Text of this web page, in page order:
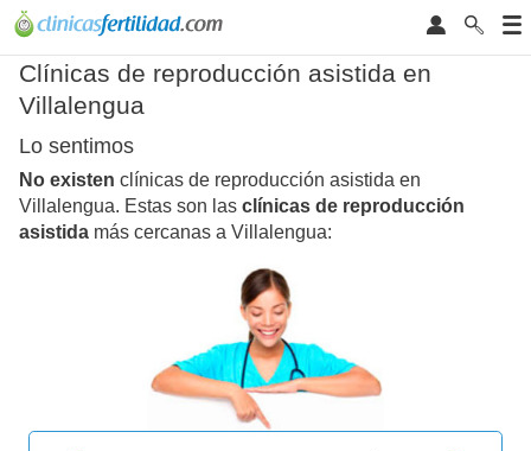
Clínicas de reproducción asistida en
Villalengua
Lo sentimos
No existen clínicas de reproducción asistida en
Villalengua. Estas son las clínicas de reproducción
asistida más cercanas a Villalengua: